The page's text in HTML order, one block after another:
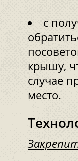
с
крышу,
случае
место.